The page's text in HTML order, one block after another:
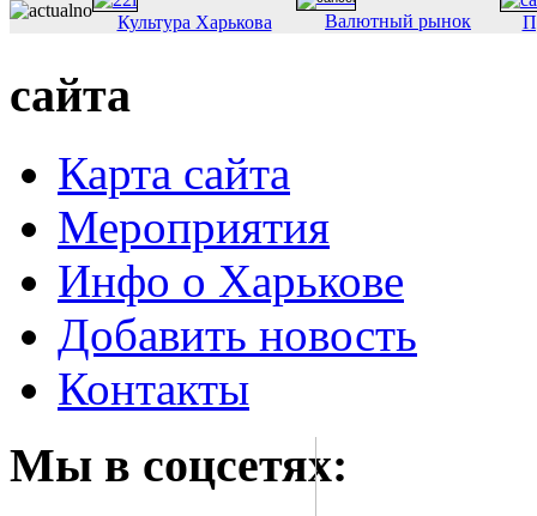
Культура Харькова Валютный рынок
сайта
Карта сайта
Мероприятия
Инфо о Харькове
Добавить новость
Контакты
Мы в соцсетях: